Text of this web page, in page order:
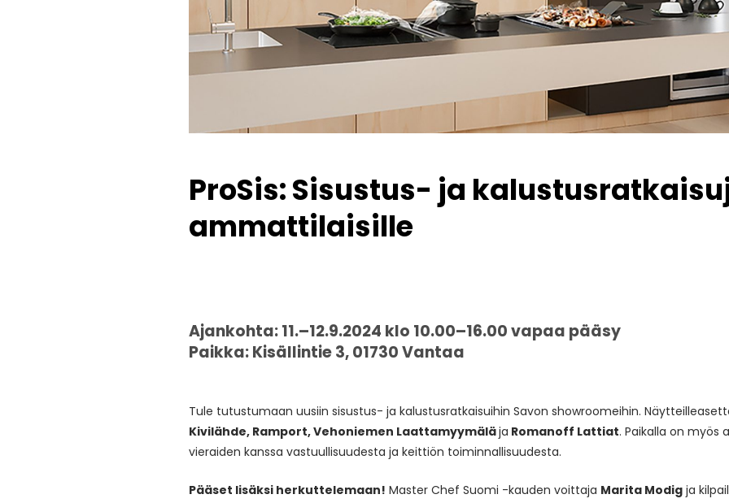
ProSis: Sisustus- ja
ammattilaisille
Ajankohta: 11.–12.9.2024 klo 10.00–16.00 vapaa pääsy
Paikka: Kisällintie 3, 01730 Vantaa
Tule tutustumaan uusiin sisustus- ja kalustusratkaisuihin Savon showroomeihin.
Kivilähde, Ramport, Vehoniemen Laattamyymäläja Romanoff Lattiat. Paikalla on myös
vieraiden kanssa vastuullisuudesta ja keittiön toiminnallisuudesta.
Pääset lisäksi herkuttelemaan! Master Chef Suomi -kauden voittaja Marita Modig ja